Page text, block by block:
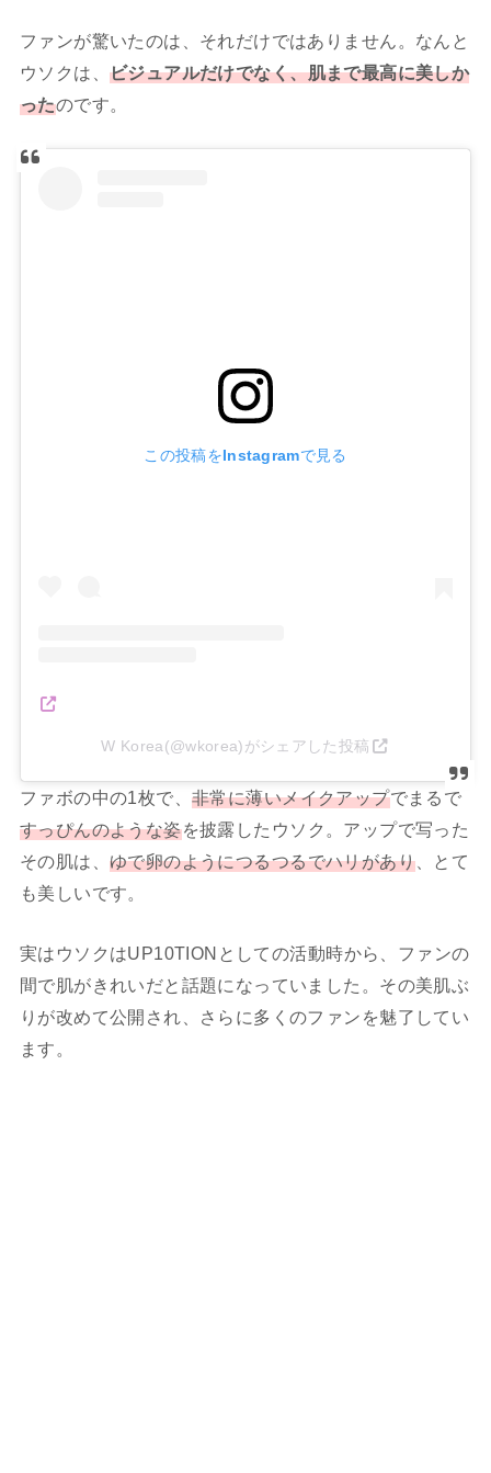
ファンが驚いたのは、それだけではありません。なんと
ウソクは、 ビジュアルだけでなく、肌まで最高に美しか
ったのです。
この投稿をInstagramで見る
W Korea(@wkorea)がシェアした投稿
ファボの中の1枚で、非常に薄いメイクアップでまるで
すっぴんのような姿を披露したウソク。アップで写った
その肌は、 ゆで卵のようにつるつるでハリがあり、とて
も美しいです。
実はウソクはUP10TIONとしての活動時から、ファンの
間で肌がきれいだと話題になっていました。その美肌ぶ
りが改めて公開され、さらに多くのファンを魅了してい
ます。